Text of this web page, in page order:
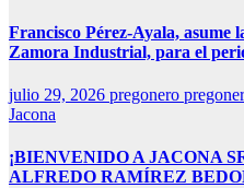
Francisco Pérez-Ayala, asume
Zamora Industrial, para el
julio 29, 2026 pregonero
Jacona
¡BIENVENIDO A JACONA
ALFREDO RAMÍREZ